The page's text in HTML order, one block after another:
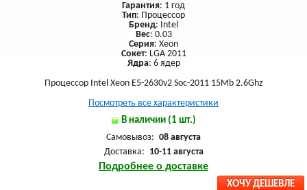
Гарантия: 1 год
Тип: Процессор
Бренд: Intel
Вес: 0.03
Серия: Xeon
Сокет: LGA 2011
Ядра: 6 ядер
Процессор Intel Xeon E5-2630v2 Soc-2011 15Mb 2.6Ghz
Посмотреть все характеристики
В наличии (1 шт.)
Самовывоз: 08 августа
Доставка: 10-11 августа
Подробнее о доставке
ХОЧУ ДЕШЕВЛЕ